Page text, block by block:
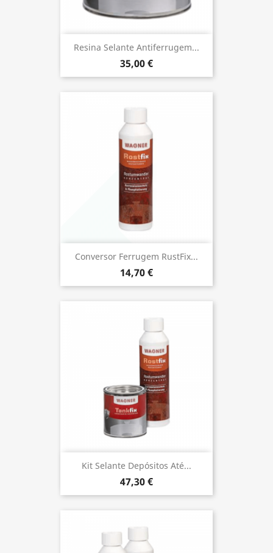
Resina Selante Antiferrugem...
35,00 €
Conversor Ferrugem RustFix...
14,70 €
Kit Selante Depósitos Até...
47,30 €